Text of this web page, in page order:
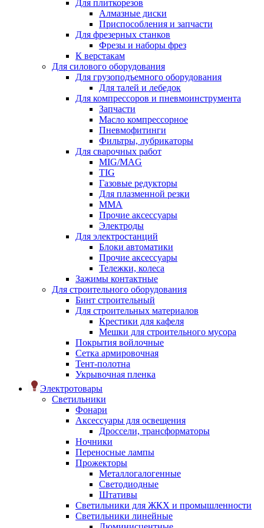
Для плиткорезов
Алмазные диски
Приспособления и запчасти
Для фрезерных станков
Фрезы и наборы фрез
К верстакам
Для силового оборудования
Для грузоподъемного оборудования
Для талей и лебедок
Для компрессоров и пневмоинструмента
Запчасти
Масло компрессорное
Пневмофитинги
Фильтры, лубрикаторы
Для сварочных работ
MIG/MAG
TIG
Газовые редукторы
Для плазменной резки
ММА
Прочие аксессуары
Электроды
Для электростанций
Блоки автоматики
Прочие аксессуары
Тележки, колеса
Зажимы контактные
Для строительного оборудования
Бинт строительный
Для строительных материалов
Крестики для кафеля
Мешки для строительного мусора
Покрытия войлочные
Сетка армировочная
Тент-полотна
Укрывочная пленка
Электротовары
Светильники
Фонари
Аксессуары для освещения
Дроссели, трансформаторы
Ночники
Переносные лампы
Прожекторы
Металлогалогенные
Светодиодные
Штативы
Светильники для ЖКХ и промышленности
Светильники линейные